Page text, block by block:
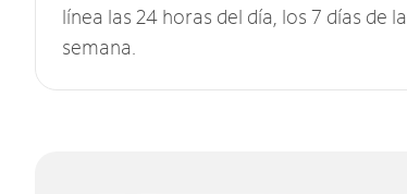
línea las 24 horas del día, los 7 días de la
semana.